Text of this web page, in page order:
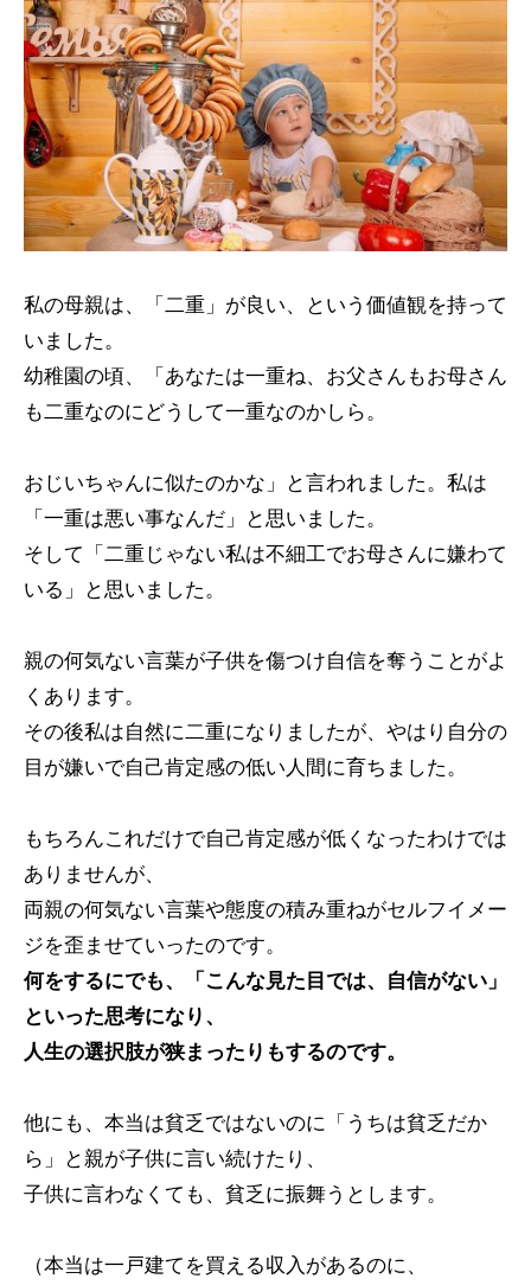
私の母親は、「二重」が良い、という価値観を持って
いました。
幼稚園の頃、「あなたは一重ね、お父さんもお母さん
も二重なのにどうして一重なのかしら。
おじいちゃんに似たのかな」と言われました。私は
「一重は悪い事なんだ」と思いました。
そして「二重じゃない私は不細工でお母さんに嫌わて
いる」と思いました。
親の何気ない言葉が子供を傷つけ自信を奪うことがよ
くあります。
その後私は自然に二重になりましたが、やはり自分の
目が嫌いで自己肯定感の低い人間に育ちました。
もちろんこれだけで自己肯定感が低くなったわけでは
ありませんが、
両親の何気ない言葉や態度の積み重ねがセルフイメー
ジを歪ませていったのです。
何をするにでも、「こんな見た目では、自信がない」
といった思考になり、
人生の選択肢が狭まったりもするのです。
他にも、本当は貧乏ではないのに「うちは貧乏だか
ら」と親が子供に言い続けたり、
子供に言わなくても、貧乏に振舞うとします。
（本当は一戸建てを買える収入があるのに、